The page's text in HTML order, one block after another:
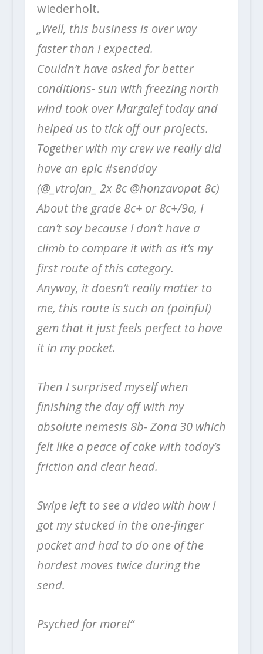
wiederholt.
„Well, this business is over way
faster than I expected.
Couldn’t have asked for better
conditions- sun with freezing north
wind took over Margalef today and
helped us to tick off our projects.
Together with my crew we really did
have an epic #sendday
(@_vtrojan_ 2x 8c @honzavopat 8c)
About the grade 8c+ or 8c+/9a, I
can’t say because I don’t have a
climb to compare it with as it’s my
first route of this category.
Anyway, it doesn’t really matter to
me, this route is such an (painful)
gem that it just feels perfect to have
it in my pocket.
Then I surprised myself when
finishing the day off with my
absolute nemesis 8b- Zona 30 which
felt like a peace of cake with today’s
friction and clear head.
Swipe left to see a video with how I
got my stucked in the one-finger
pocket and had to do one of the
hardest moves twice during the
send.
Psyched for more!“